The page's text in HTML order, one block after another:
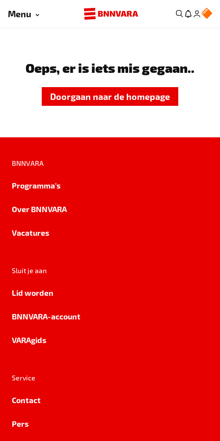
Menu
Oeps, er is iets mis gegaan..
Doorgaan naar de homepage
BNNVARA
Programma's
Over BNNVARA
Vacatures
Sluit je aan
Lid worden
BNNVARA-account
VARAgids
Service
Contact
Pers